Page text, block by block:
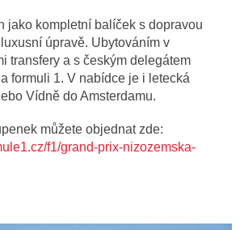
jako kompletní balíček s dopravou
úpravě. Ubytováním v
transfery a s českým delegátem
formuli 1. V nabídce je i letecká
Vídně do Amsterdamu.
můžete objednat zde:
f1/grand-prix-nizozemska-